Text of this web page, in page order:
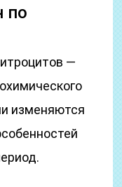
по
—
изменяются